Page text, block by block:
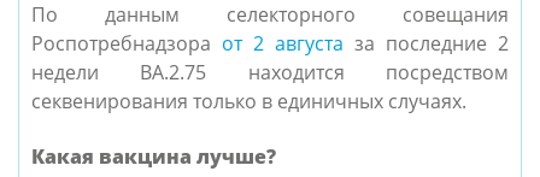
По данным селекторного совещания
Роспотребнадзора от 2 августа за последние 2
недели BA.2.75 находится посредством
секвенирования только в единичных случаях.
Какая вакцина лучше?